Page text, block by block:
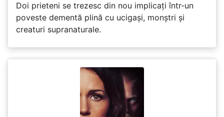
Doi prieteni se trezesc din nou implicați într-un
poveste dementă plină cu ucigași, monștri și
creaturi supranaturale.